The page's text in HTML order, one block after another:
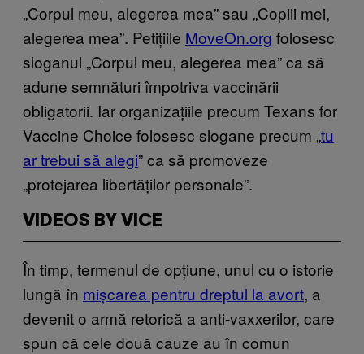
„Corpul meu, alegerea mea” sau „Copiii mei,
alegerea mea”. Petițiile MoveOn.org folosesc
sloganul „Corpul meu, alegerea mea” ca să
adune semnături împotriva vaccinării
obligatorii. Iar organizațiile precum Texans for
Vaccine Choice folosesc slogane precum „tu
ar trebui să alegi” ca să promoveze
„protejarea libertăților personale”.
VIDEOS BY VICE
În timp, termenul de opțiune, unul cu o istorie
lungă în mișcarea pentru dreptul la avort, a
devenit o armă retorică a anti-vaxxerilor, care
spun că cele două cauze au în comun